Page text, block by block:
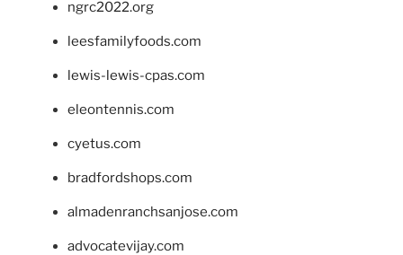
ngrc2022.org
leesfamilyfoods.com
lewis-lewis-cpas.com
eleontennis.com
cyetus.com
bradfordshops.com
almadenranchsanjose.com
advocatevijay.com